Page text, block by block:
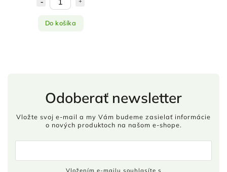
Do košíka
Odoberať newsletter
Vložte svoj e-mail a my Vám budeme zasielať informácie
o nových produktoch na našom e-shope.